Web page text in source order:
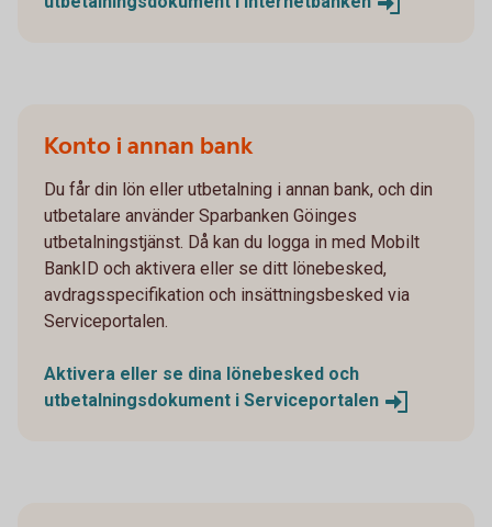
Konto i annan bank
Du får din lön eller utbetalning i annan bank, och din
utbetalare använder Sparbanken Göinges
utbetalningstjänst. Då kan du logga in med Mobilt
BankID och aktivera eller se ditt lönebesked,
avdragsspecifikation och insättningsbesked via
Serviceportalen.
Aktivera eller se dina lönebesked och
utbetalningsdokument i Serviceportalen